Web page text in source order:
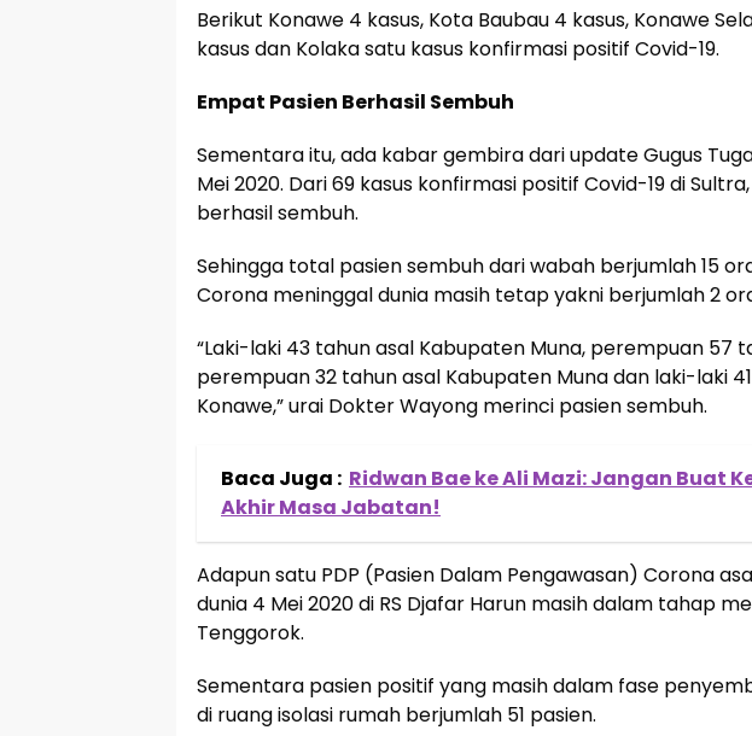
Berikut Konawe 4 kasus, Kota Baubau 4 kasus, Konawe
kasus dan Kolaka satu kasus konfirmasi positif Covid-19.
Empat Pasien Berhasil Sembuh
Sementara itu, ada kabar gembira dari update Gugus
Mei 2020. Dari 69 kasus konfirmasi positif Covid-19 di
berhasil sembuh.
Sehingga total pasien sembuh dari wabah berjumlah 15
Corona meninggal dunia masih tetap yakni berjumlah 2
“Laki-laki 43 tahun asal Kabupaten Muna, perempuan 57
perempuan 32 tahun asal Kabupaten Muna dan laki-laki
Konawe,” urai Dokter Wayong merinci pasien sembuh.
Baca Juga : Ridwan Bae ke Ali Mazi: Jangan Buat
Akhir Masa Jabatan!
Adapun satu PDP (Pasien Dalam Pengawasan) Corona
dunia 4 Mei 2020 di RS Djafar Harun masih dalam tahap
Tenggorok.
Sementara pasien positif yang masih dalam fase
di ruang isolasi rumah berjumlah 51 pasien.